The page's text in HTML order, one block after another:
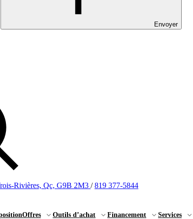
Envoyer
Rivières, Qc, G9B 2M3 / 819 377-5844
Offres Outils d’achat Financement Services